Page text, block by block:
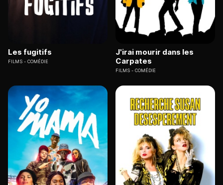
Les fugitifs
FILMS COMÉDIE
J'irai mourir dans les
Carpates
FILMS COMÉDIE